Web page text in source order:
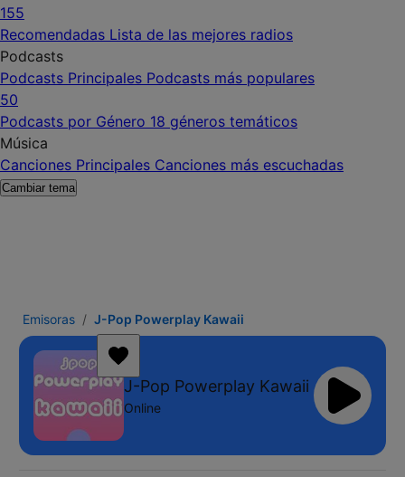
155
Recomendadas Lista de las mejores radios
Podcasts
Podcasts Principales Podcasts más populares
50
Podcasts por Género 18 géneros temáticos
Música
Canciones Principales Canciones más escuchadas
Cambiar tema
Emisoras J-Pop Powerplay Kawaii
J-Pop Powerplay Kawaii
Online